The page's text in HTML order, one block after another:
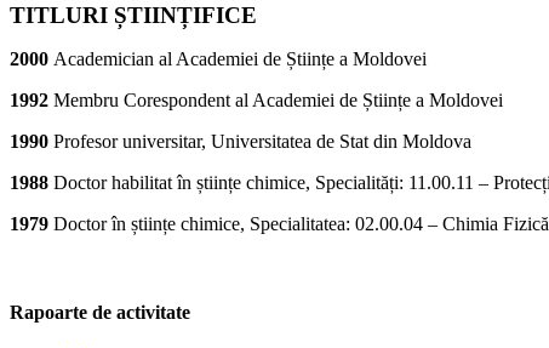
TITLURI ȘTIINȚIFICE
2000 Academician al Academiei de Științe a Moldovei
1992 Membru Corespondent al Academiei de Științe a Moldovei
1990 Profesor universitar, Universitatea de Stat din Moldova
1988 Doctor habilitat în științe chimice, Specialități: 11.00.11 –
1979 Doctor în științe chimice, Specialitatea: 02.00.04 – Chimia Fizică
Rapoarte de activitate